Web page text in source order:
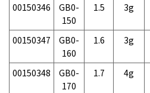
00150346
GB0-
150
1.5 3g
00150347
GB0-
160
1.6 3g
00150348
GB0-
170
1.7 4g